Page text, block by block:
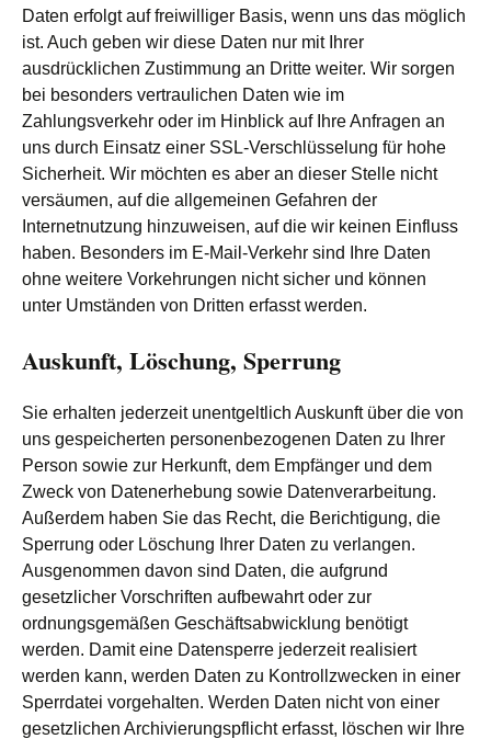
Daten erfolgt auf freiwilliger Basis, wenn uns das möglich
ist. Auch geben wir diese Daten nur mit Ihrer
ausdrücklichen Zustimmung an Dritte weiter. Wir sorgen
bei besonders vertraulichen Daten wie im
Zahlungsverkehr oder im Hinblick auf Ihre Anfragen an
uns durch Einsatz einer SSL-Verschlüsselung für hohe
Sicherheit. Wir möchten es aber an dieser Stelle nicht
versäumen, auf die allgemeinen Gefahren der
Internetnutzung hinzuweisen, auf die wir keinen Einfluss
haben. Besonders im E-Mail-Verkehr sind Ihre Daten
ohne weitere Vorkehrungen nicht sicher und können
unter Umständen von Dritten erfasst werden.
Auskunft, Löschung, Sperrung
Sie erhalten jederzeit unentgeltlich Auskunft über die von
uns gespeicherten personenbezogenen Daten zu Ihrer
Person sowie zur Herkunft, dem Empfänger und dem
Zweck von Datenerhebung sowie Datenverarbeitung.
Außerdem haben Sie das Recht, die Berichtigung, die
Sperrung oder Löschung Ihrer Daten zu verlangen.
Ausgenommen davon sind Daten, die aufgrund
gesetzlicher Vorschriften aufbewahrt oder zur
ordnungsgemäßen Geschäftsabwicklung benötigt
werden. Damit eine Datensperre jederzeit realisiert
werden kann, werden Daten zu Kontrollzwecken in einer
Sperrdatei vorgehalten. Werden Daten nicht von einer
gesetzlichen Archivierungspflicht erfasst, löschen wir Ihre